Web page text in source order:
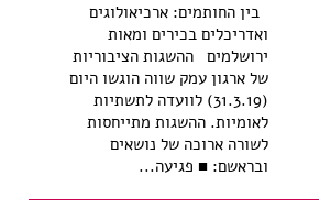
בין החותמים: ארכיאולוגים
ואדריכלים בכירים ומאות
ירושלמים ההשגות הציבוריות
של ארגון עמק שווה הוגשו היום
(31.3.19) לוועדה לתשתיות
לאומיות. ההשגות מתייחסות
לשורה ארוכה של נושאים
ובראשם: ■ פגיעה...